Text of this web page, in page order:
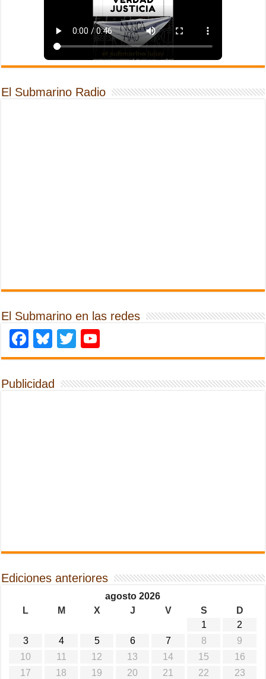
El Submarino Radio
El Submarino en las redes
Facebook
Bluesky
Twitter
Publicidad
Ediciones anteriores
agosto 2026
L
M X J V S
D
1
2
3
4 5 6 7 8
9
10
11 12 13 14 15
16
17
18 19 20 21 22
23